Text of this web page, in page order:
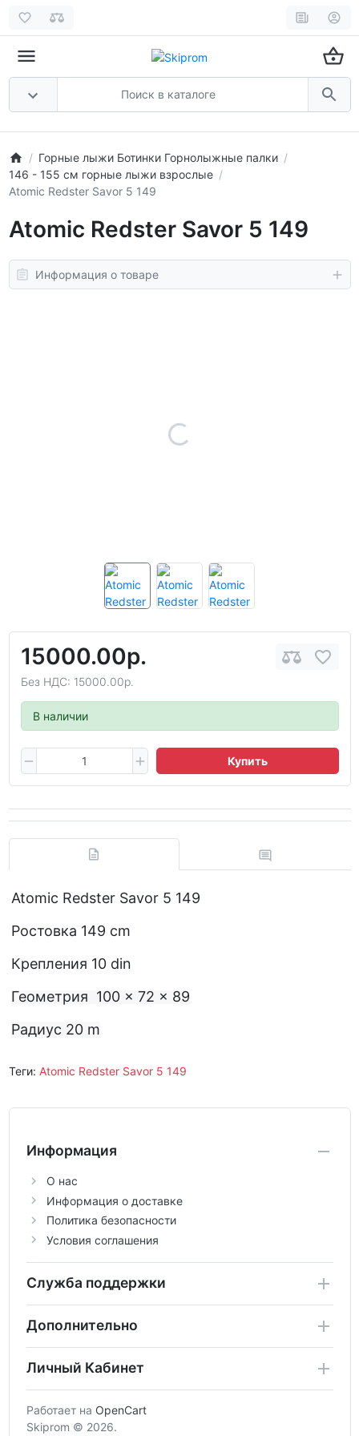
Горные лыжи Ботинки Горнолыжные палки
146 - 155 см горные лыжи взрослые
Atomic Redster Savor 5 149
Atomic Redster Savor 5 149
Информация о товаре
15000.00р.
Без НДС: 15000.00р.
В наличии
Купить
Atomic Redster Savor 5 149
Ростовка 149 cm
Крепления 10 din
Геометрия 100 × 72 × 89
Радиус 20 m
Теги: Atomic Redster Savor 5 149
Информация
О нас
Информация о доставке
Политика безопасности
Условия соглашения
Служба поддержки
Дополнительно
Личный Кабинет
Работает на OpenCart
Skiprom © 2026.